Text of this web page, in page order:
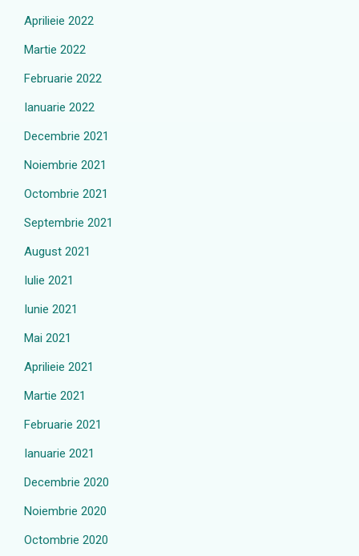
Aprilieie 2022
Martie 2022
Februarie 2022
Ianuarie 2022
Decembrie 2021
Noiembrie 2021
Octombrie 2021
Septembrie 2021
August 2021
Iulie 2021
Iunie 2021
Mai 2021
Aprilieie 2021
Martie 2021
Februarie 2021
Ianuarie 2021
Decembrie 2020
Noiembrie 2020
Octombrie 2020